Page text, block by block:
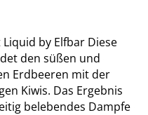
by Elfbar Diese
den süßen und
Erdbeeren mit der
Kiwis. Das Ergebnis
belebendes Dampfe